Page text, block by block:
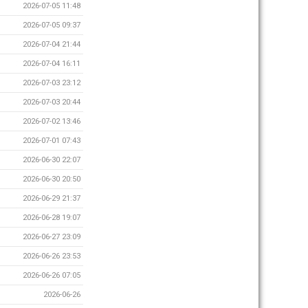
2026-07-05 11:48
2026-07-05 09:37
2026-07-04 21:44
2026-07-04 16:11
2026-07-03 23:12
2026-07-03 20:44
2026-07-02 13:46
2026-07-01 07:43
2026-06-30 22:07
2026-06-30 20:50
2026-06-29 21:37
2026-06-28 19:07
2026-06-27 23:09
2026-06-26 23:53
2026-06-26 07:05
2026-06-26